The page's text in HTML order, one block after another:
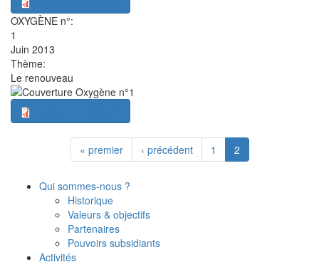
OXYGÈNE n°:
1
Juin 2013
Thème:
Le renouveau
« premier ‹ précédent 1 2
Qui sommes-nous ?
Historique
Valeurs & objectifs
Partenaires
Pouvoirs subsidiants
Activités